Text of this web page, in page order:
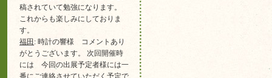
稿されていて勉強になります。
これからも楽しみにしておりま
す。
福田 : 時計の響様 コメントあり
がとうございます。 次回開催時
には 今回の出展予定者様には一
番にご連絡させていただく予定で